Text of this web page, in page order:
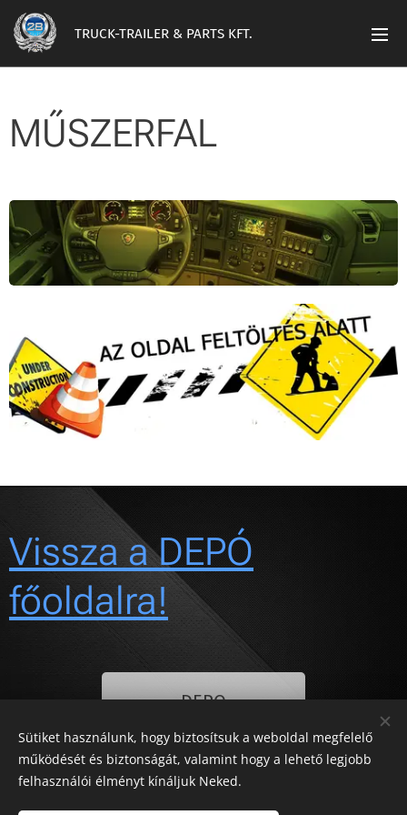
TRUCK-TRAILER & PARTS KFT.
MŰSZERFAL
Vissza a DEPÓ
főoldalra!
DEPO
©TRUCK-TRAILER & PARTS KFT 1994-2022. Minden jog fenntartva!
Sütiket használunk, hogy biztosítsuk a weboldal megfelelő
működését és biztonságát, valamint hogy a lehető legjobb
felhasználói élményt kínáljuk Neked.